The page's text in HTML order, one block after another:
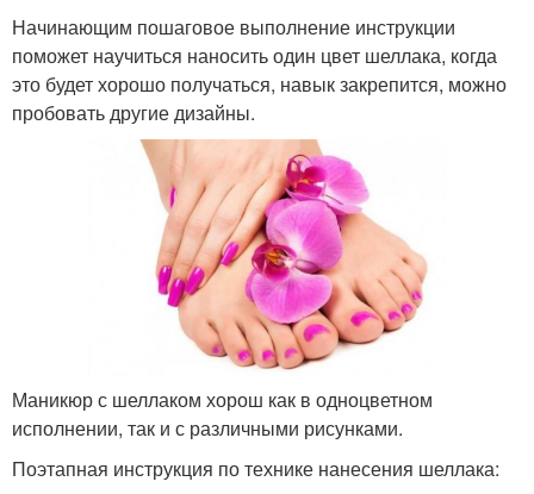
Начинающим пошаговое выполнение инструкции
поможет научиться наносить один цвет шеллака, когда
это будет хорошо получаться, навык закрепится, можно
пробовать другие дизайны.
Маникюр с шеллаком хорош как в одноцветном
исполнении, так и с различными рисунками.
Поэтапная инструкция по технике нанесения шеллака: